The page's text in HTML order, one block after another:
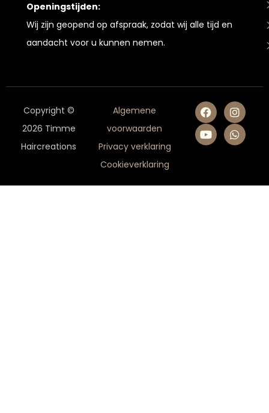
Openingstijden:
Wij zijn geopend op afspraak, zodat wij alle tijd en
aandacht voor u kunnen nemen.
Copyright ©
2026 Timme
Haircreations
Algemene
voorwaarden
Privacy verklaring
Cookieverklaring